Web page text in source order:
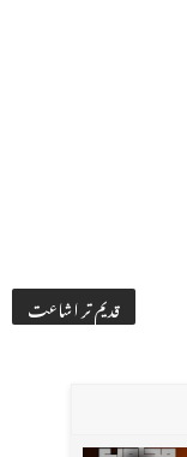
قدیم تر اشاعت